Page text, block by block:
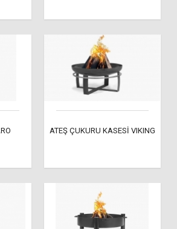
ATEŞ ÇUKURU KASESİ VIKING